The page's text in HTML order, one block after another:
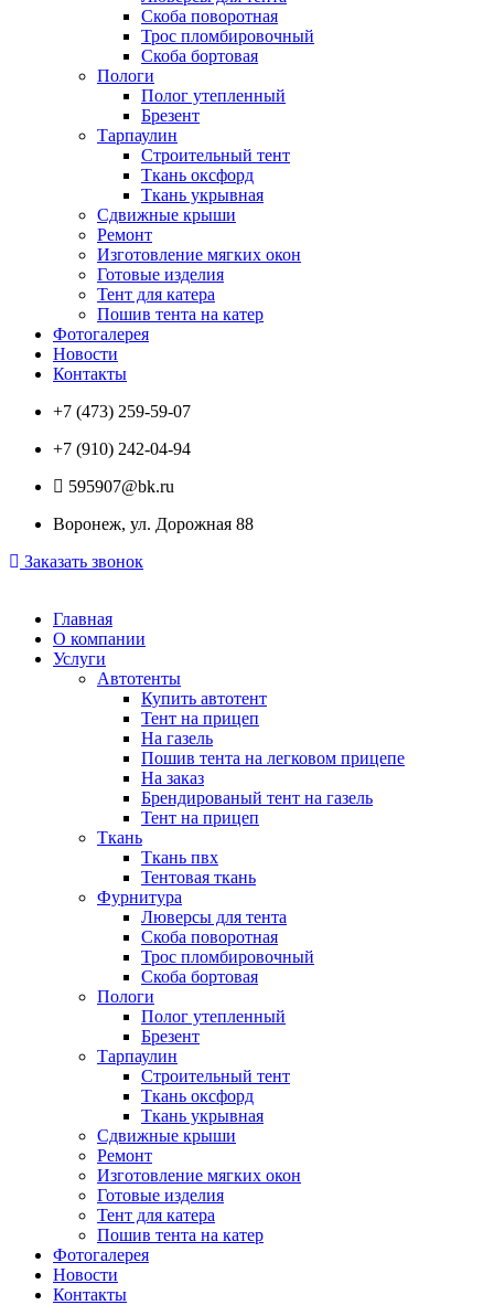
Скоба поворотная
Трос пломбировочный
Скоба бортовая
Пологи
Полог утепленный
Брезент
Тарпаулин
Строительный тент
Ткань оксфорд
Ткань укрывная
Сдвижные крыши
Ремонт
Изготовление мягких окон
Готовые изделия
Тент для катера
Пошив тента на катер
Фотогалерея
Новости
Контакты
+7 (473) 259-59-07
+7 (910) 242-04-94
595907@bk.ru
Воронеж, ул. Дорожная 88
Заказать звонок
Главная
О компании
Услуги
Автотенты
Купить автотент
Тент на прицеп
На газель
Пошив тента на легковом прицепе
На заказ
Брендированый тент на газель
Тент на прицеп
Ткань
Ткань пвх
Тентовая ткань
Фурнитура
Люверсы для тента
Скоба поворотная
Трос пломбировочный
Скоба бортовая
Пологи
Полог утепленный
Брезент
Тарпаулин
Строительный тент
Ткань оксфорд
Ткань укрывная
Сдвижные крыши
Ремонт
Изготовление мягких окон
Готовые изделия
Тент для катера
Пошив тента на катер
Фотогалерея
Новости
Контакты